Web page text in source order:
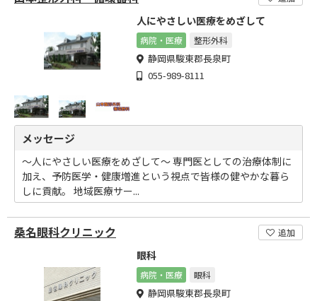
人にやさしい医療をめざして
病院・医療 整形外科
静岡県駿東郡長泉町
055-989-8111
メッセージ
～人にやさしい医療をめざして～ 専門医としての治療体制に
加え、予防医学・健康増進という視点で皆様の健やかな暮ら
しに貢献。 地域医療サー...
桑名眼科クリニック 追加
眼科
病院・医療 眼科
静岡県駿東郡長泉町